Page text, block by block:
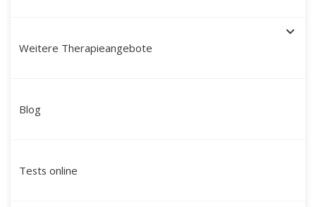
Weitere Therapieangebote
Blog
Tests online
Meißen: Ihr Weg zu